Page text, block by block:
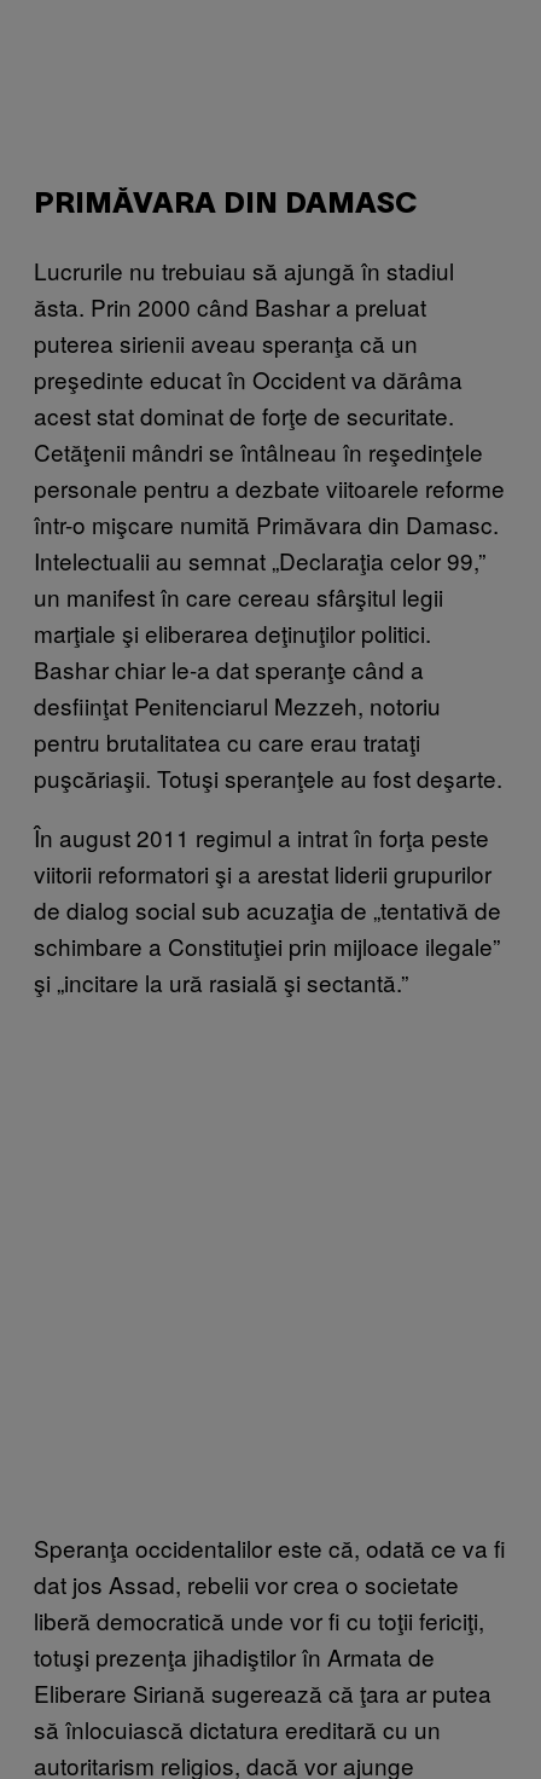
PRIMĂVARA DIN DAMASC
Lucrurile nu trebuiau să ajungă în stadiul
ăsta. Prin 2000 când Bashar a preluat
puterea sirienii aveau speranţa că un
preşedinte educat în Occident va dărâma
acest stat dominat de forţe de securitate.
Cetăţenii mândri se întâlneau în reşedinţele
personale pentru a dezbate viitoarele reforme
într-o mişcare numită Primăvara din Damasc.
Intelectualii au semnat „Declaraţia celor 99,”
un manifest în care cereau sfârşitul legii
marţiale şi eliberarea deţinuţilor politici.
Bashar chiar le-a dat speranţe când a
desfiinţat Penitenciarul Mezzeh, notoriu
pentru brutalitatea cu care erau trataţi
puşcăriaşii. Totuşi speranţele au fost deşarte.
În august 2011 regimul a intrat în forţa peste
viitorii reformatori şi a arestat liderii grupurilor
de dialog social sub acuzaţia de „tentativă de
schimbare a Constituţiei prin mijloace ilegale”
şi „incitare la ură rasială şi sectantă.”
Speranţa occidentalilor este că, odată ce va fi
dat jos Assad, rebelii vor crea o societate
liberă democratică unde vor fi cu toţii fericiţi,
totuşi prezenţa jihadiştilor în Armata de
Eliberare Siriană sugerează că ţara ar putea
să înlocuiască dictatura ereditară cu un
autoritarism religios, dacă vor ajunge